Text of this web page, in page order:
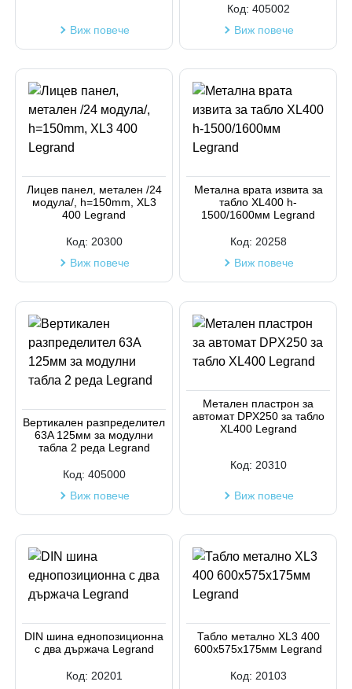
Виж повече
Код: 405002
Виж повече
Лицев панел, метален /24
модула/, h=150mm, XL3
400 Legrand
Код: 20300
Виж повече
Метална врата извита за
табло XL400 h-
1500/1600мм Legrand
Код: 20258
Виж повече
Вертикален разпределител
63A 125мм за модулни
табла 2 реда Legrand
Код: 405000
Виж повече
Метален пластрон за
автомат DPX250 за табло
XL400 Legrand
Код: 20310
Виж повече
DIN шина еднопозиционна
с два държача Legrand
Код: 20201
Табло метално XL3 400
600x575x175мм Legrand
Код: 20103